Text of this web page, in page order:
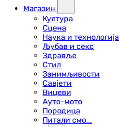
Магазин
Култура
Сцена
Наука и технологија
Љубав и секс
Здравље
Стил
Занимљивости
Савјети
Вицеви
Ауто-мото
Породица
Питали смо...